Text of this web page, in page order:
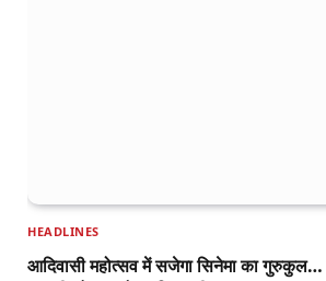
HEADLINES
आदिवासी महोत्सव में सजेगा सिनेमा का गुरुकुल…